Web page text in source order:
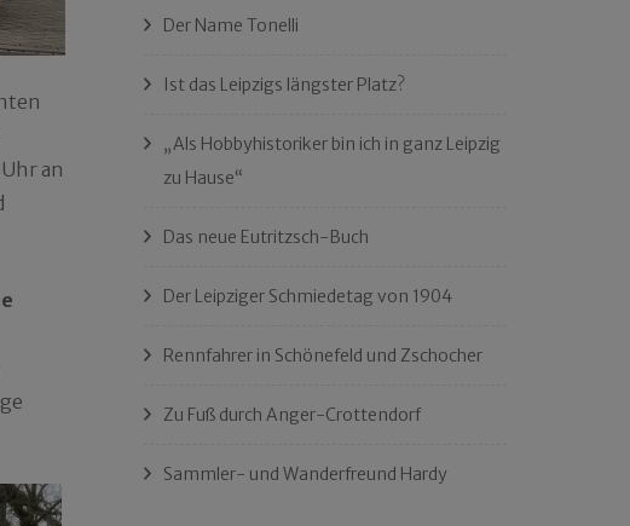
an
Der Name Tonelli
Ist das Leipzigs längster Platz?
„Als Hobbyhistoriker bin ich in ganz Leipzig
zu Hause“
Das neue Eutritzsch-Buch
Der Leipziger Schmiedetag von 1904
Rennfahrer in Schönefeld und Zschocher
Zu Fuß durch Anger-Crottendorf
Sammler- und Wanderfreund Hardy